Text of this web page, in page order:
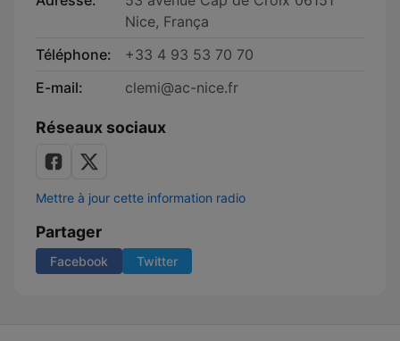
Nice, França
Téléphone:
+33 4 93 53 70 70
E-mail:
clemi@ac-nice.fr
Réseaux sociaux
Mettre à jour cette information radio
Partager
Facebook Twitter